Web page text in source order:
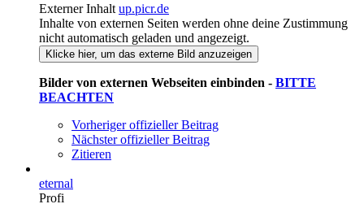
Externer Inhalt up.picr.de
Inhalte von externen Seiten werden ohne deine Zustimmung
nicht automatisch geladen und angezeigt.
Klicke hier, um das externe Bild anzuzeigen
Bilder von externen Webseiten einbinden - BITTE
BEACHTEN
Vorheriger offizieller Beitrag
Nächster offizieller Beitrag
Zitieren
eternal
Profi